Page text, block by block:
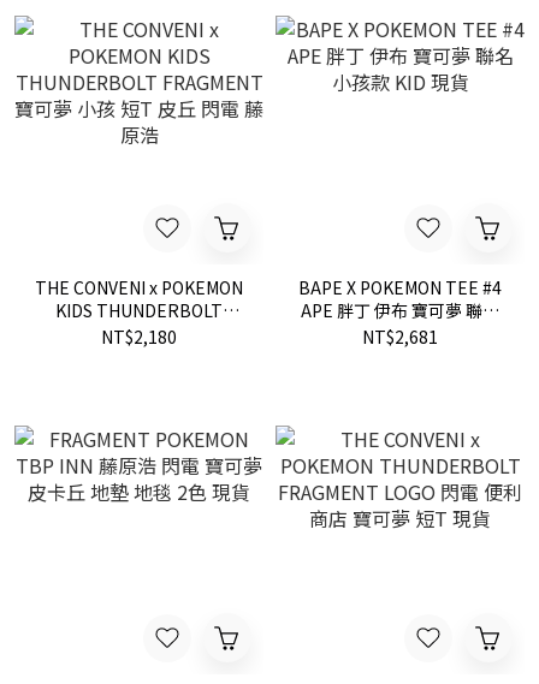
THE CONVENI x POKEMON
KIDS THUNDERBOLT
FRAGMENT 寶可夢 小孩 短
NT$2,180
BAPE X POKEMON TEE #4
APE 胖丁 伊布 寶可夢 聯名
小孩款 KID 現貨
NT$2,681